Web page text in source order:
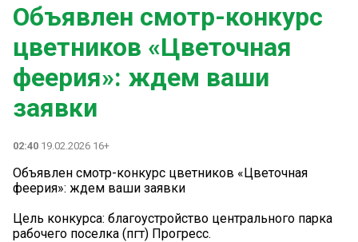
Объявлен смотр-конкурс
цветников «Цветочная
феерия»: ждем ваши
заявки
02:40 19.02.2026 16+
Объявлен смотр-конкурс цветников «Цветочная
феерия»: ждем ваши заявки
Цель конкурса: благоустройство центрального парка
рабочего поселка (пгт) Прогресс.